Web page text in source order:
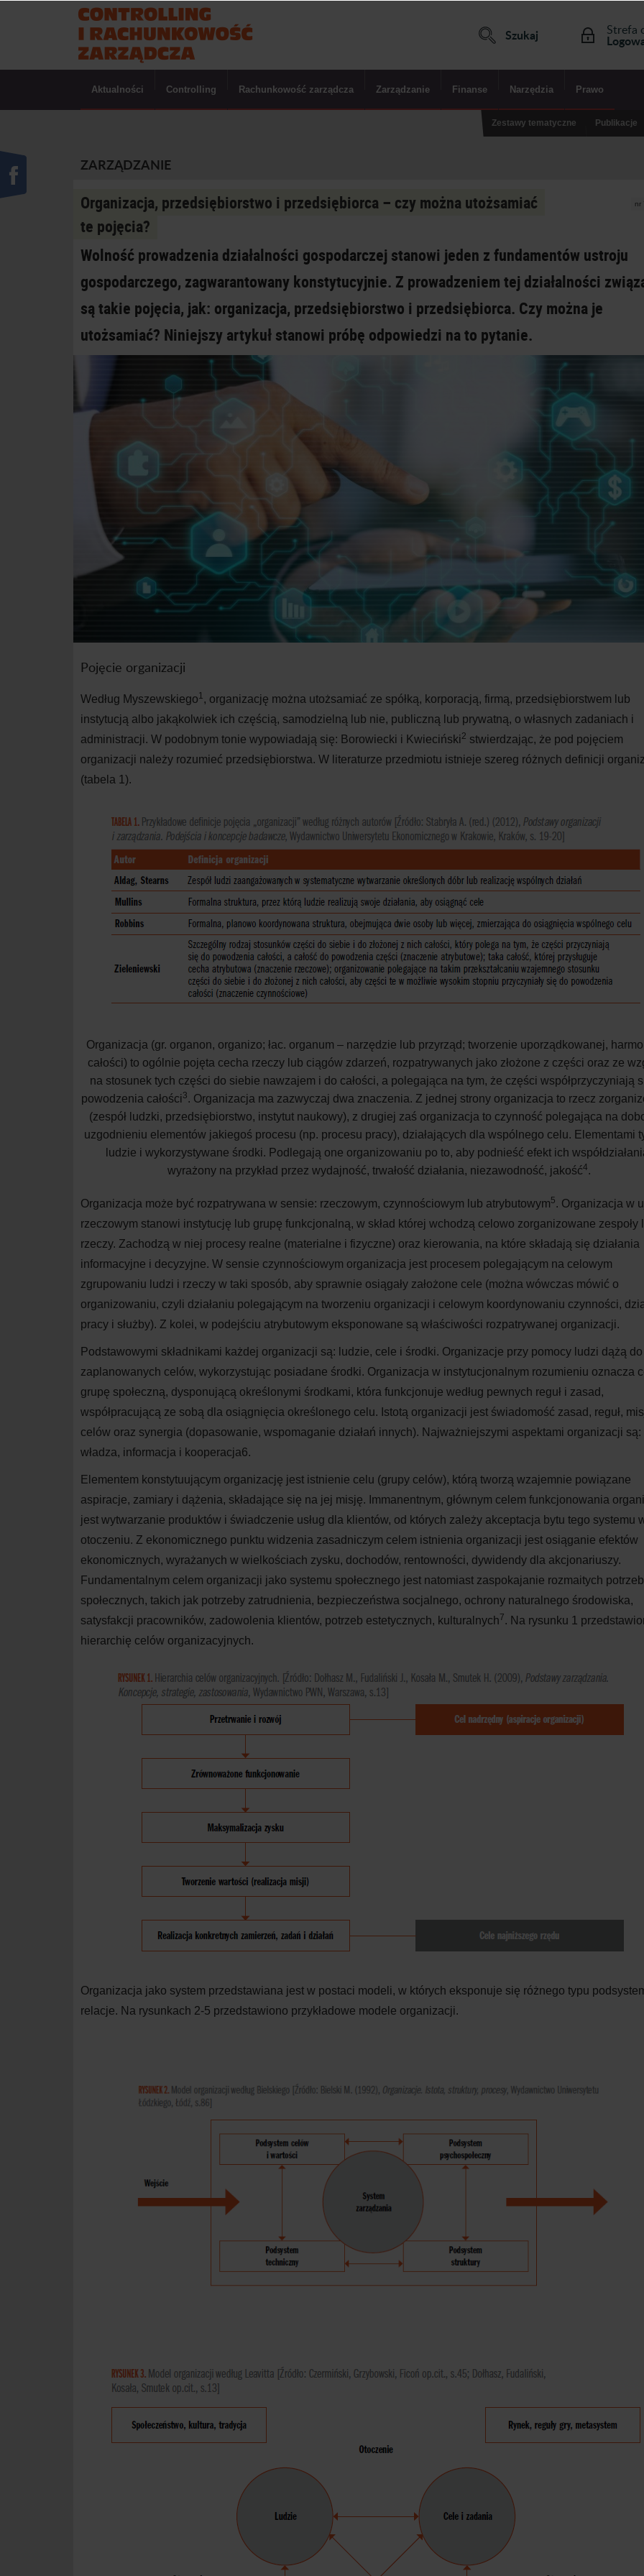
Szukaj Strefa
Aktualności Controlling Rachunkowość zarządcza Zarządzanie Finanse Narzędzia Prawo
Zestawy tematyczne Publikacje
ZARZĄDZANIE
Organizacja, przedsiębiorstwo i przedsiębiorca – czy można utożsamiać
te pojęcia?
nr
Wolność prowadzenia działalności gospodarczej stanowi jeden z fundamentów ustroju
gospodarczego, zagwarantowany konstytucyjnie. Z prowadzeniem tej działalności
są takie pojęcia, jak: organizacja, przedsiębiorstwo i przedsiębiorca. Czy można je
utożsamiać? Niniejszy artykuł stanowi próbę odpowiedzi na to pytanie.
Pojęcie organizacji
Według Myszewskiego1 , organizację można utożsamiać ze spółką, korporacją, firmą, przedsiębiorstwem lub
instytucją albo jakąkolwiek ich częścią, samodzielną lub nie, publiczną lub prywatną, o własnych zadaniach i
administracji. W podobnym tonie wypowiadają się: Borowiecki i Kwieciński2 stwierdzając, że pod pojęciem
organizacji należy rozumieć przedsiębiorstwa. W literaturze przedmiotu istnieje szereg różnych definicji
(tabela 1).
Organizacja (gr. organon, organizo; łac. organum – narzędzie lub przyrząd; tworzenie uporządkowanej,
całości) to ogólnie pojęta cecha rzeczy lub ciągów zdarzeń, rozpatrywanych jako złożone z części oraz ze
na stosunek tych części do siebie nawzajem i do całości, a polegająca na tym, że części współprzyczyniają
powodzenia całości3. Organizacja ma zazwyczaj dwa znaczenia. Z jednej strony organizacja to rzecz
(zespół ludzki, przedsiębiorstwo, instytut naukowy), z drugiej zaś organizacja to czynność polegająca na
uzgodnieniu elementów jakiegoś procesu (np. procesu pracy), działających dla wspólnego celu. Elementami
ludzie i wykorzystywane środki. Podlegają one organizowaniu po to, aby podnieść efekt ich
wyrażony na przykład przez wydajność, trwałość działania, niezawodność, jakość4.
Organizacja może być rozpatrywana w sensie: rzeczowym, czynnościowym lub atrybutowym5. Organizacja w
rzeczowym stanowi instytucję lub grupę funkcjonalną, w skład której wchodzą celowo zorganizowane zespoły
rzeczy. Zachodzą w niej procesy realne (materialne i fizyczne) oraz kierowania, na które składają się działania
informacyjne i decyzyjne. W sensie czynnościowym organizacja jest procesem polegającym na celowym
zgrupowaniu ludzi i rzeczy w taki sposób, aby sprawnie osiągały założone cele (można wówczas mówić o
organizowaniu, czyli działaniu polegającym na tworzeniu organizacji i celowym koordynowaniu czynności,
pracy i służby). Z kolei, w podejściu atrybutowym eksponowane są właściwości rozpatrywanej organizacji.
Podstawowymi składnikami każdej organizacji są: ludzie, cele i środki. Organizacje przy pomocy ludzi dążą do
zaplanowanych celów, wykorzystując posiadane środki. Organizacja w instytucjonalnym rozumieniu oznacza
grupę społeczną, dysponującą określonymi środkami, która funkcjonuje według pewnych reguł i zasad,
współpracującą ze sobą dla osiągnięcia określonego celu. Istotą organizacji jest świadomość zasad, reguł,
celów oraz synergia (dopasowanie, wspomaganie działań innych). Najważniejszymi aspektami organizacji są:
władza, informacja i kooperacja6.
Elementem konstytuującym organizację jest istnienie celu (grupy celów), którą tworzą wzajemnie powiązane
aspiracje, zamiary i dążenia, składające się na jej misję. Immanentnym, głównym celem funkcjonowania
jest wytwarzanie produktów i świadczenie usług dla klientów, od których zależy akceptacja bytu tego systemu
otoczeniu. Z ekonomicznego punktu widzenia zasadniczym celem istnienia organizacji jest osiąganie efektów
ekonomicznych, wyrażanych w wielkościach zysku, dochodów, rentowności, dywidendy dla akcjonariuszy.
Fundamentalnym celem organizacji jako systemu społecznego jest natomiast zaspokajanie rozmaitych potrzeb
społecznych, takich jak potrzeby zatrudnienia, bezpieczeństwa socjalnego, ochrony naturalnego środowiska,
satysfakcji pracowników, zadowolenia klientów, potrzeb estetycznych, kulturalnych7. Na rysunku 1
hierarchię celów organizacyjnych.
Organizacja jako system przedstawiana jest w postaci modeli, w których eksponuje się różnego typu
relacje. Na rysunkach 2-5 przedstawiono przykładowe modele organizacji.